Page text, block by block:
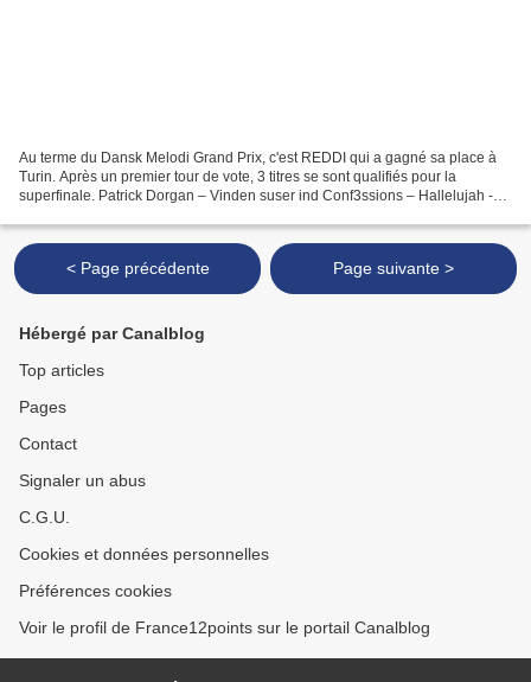
Au terme du Dansk Melodi Grand Prix, c'est REDDI qui a gagné sa place à
Turin. Après un premier tour de vote, 3 titres se sont qualifiés pour la
superfinale. Patrick Dorgan – Vinden suser ind Conf3ssions – Hallelujah -
< Page précédente Page suivante >
Hébergé par Canalblog
Top articles
Pages
Contact
Signaler un abus
C.G.U.
Cookies et données personnelles
Préférences cookies
Voir le profil de France12points sur le portail Canalblog